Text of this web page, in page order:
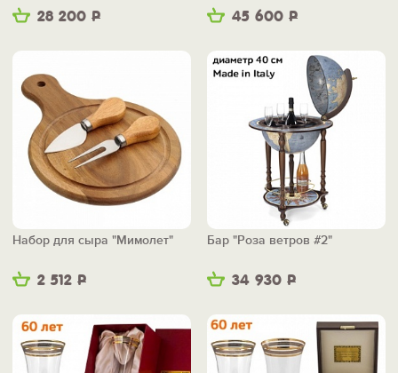
28 200 Р 45 600 Р
2 512 Р
Набор для сыра "Мимолет"
34 930 Р
Бар "Роза ветров #2"